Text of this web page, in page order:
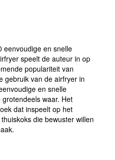
eenvoudige en snelle
speelt de auteur in op
populariteit van
gebruik van de airfryer in
en snelle
waar. Het
dat inspeelt op het
die bewuster willen